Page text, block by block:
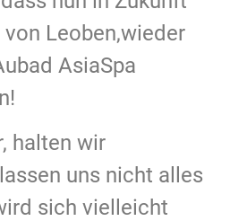
Leoben,wieder
AsiaSpa
halten wir
uns nicht alles
sich vielleicht